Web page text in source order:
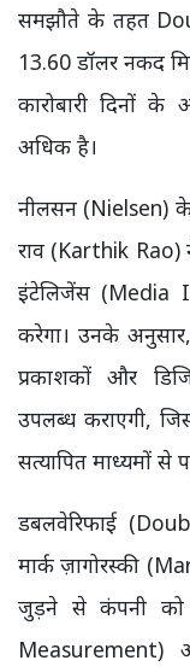
समझौते के तहत
13.60 डॉलर नकद
कारोबारी दिनों
अधिक है।
नीलसन (Nielsen) के
राव (Karthik Rao)
इंटेलिजेंस (Media
करेगा। उनके
प्रकाशकों और
उपलब्ध कराएगी,
सत्यापित माध्यमों से
डबलवेरिफाई
मार्क ज़ागोरस्की
जुड़ने से कंपनी को
Measurement)